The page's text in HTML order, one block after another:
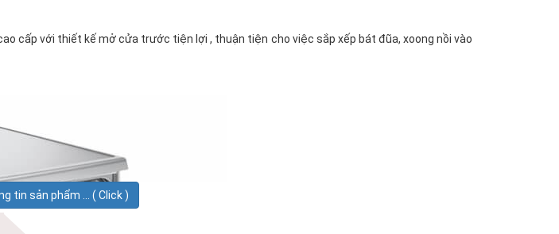
cấp với thiết kế mở cửa trước tiện lợi , thuận tiện cho việc sắp xếp bát đũa, xoong nồi vào
tin sản phẩm ... ( Click )